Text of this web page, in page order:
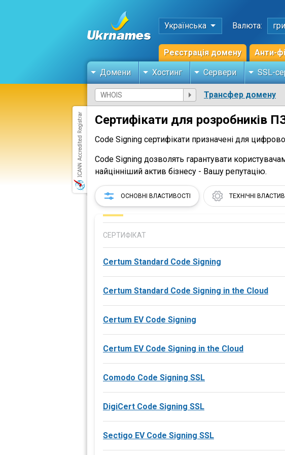
Українська Валюта:
Реєстрація домену Анти-
Домени Хостинг Сервери SSL-
Трансфер домену
Сертифікати для розробників
Code Signing сертифікати призначені для
Code Signing дозволять гарантувати
найцінніший актив бізнесу - Вашу репутацію.
ОСНОВНІ ВЛАСТИВОСТІ ТЕХНІЧНІ
СЕРТИФІКАТ
Certum Standard Code Signing
Certum Standard Code Signing in the Cloud
Certum EV Code Signing
Certum EV Code Signing in the Cloud
Comodo Code Signing SSL
DigiCert Code Signing SSL
Sectigo EV Code Signing SSL